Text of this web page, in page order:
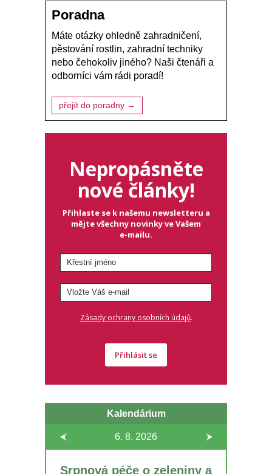
Poradna
Máte otázky ohledně zahradničení,
pěstování rostlin, zahradní techniky
nebo čehokoliv jiného? Naši čtenáři a
odborníci vám rádi poradí!
přejít do poradny →
Nepropásněte
nové články!
Přihlaste se k našemu newsletteru a
mějte všechny novinky ve Vašem
e-mailu.
Zásady ochrany osobních údajů.
Přihlásit se
Kalendárium
6. 8. 2026
Srpnová péče o zeleniny a